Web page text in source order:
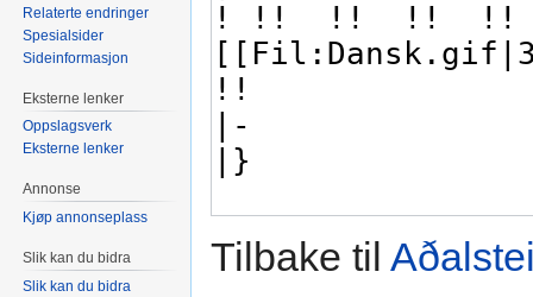
Tilbake til
Relaterte endringer
Spesialsider
Sideinformasjon
Eksterne lenker
Oppslagsverk
Eksterne lenker
Annonse
Kjøp annonseplass
Slik kan du bidra
Slik kan du bidra